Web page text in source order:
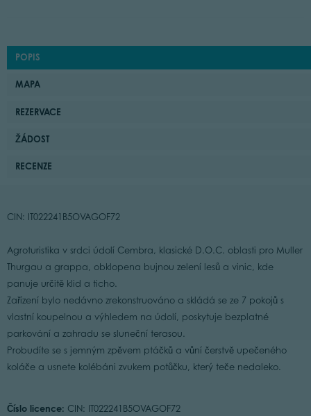
POPIS
MAPA
REZERVACE
ŽÁDOST
RECENZE
CIN: IT022241B5OVAGOF72
Agroturistika v srdci údolí Cembra, klasické D.O.C. oblasti pro Muller
Thurgau a grappa, obklopena bujnou zelení lesů a vinic, kde
panuje určitě klid a ticho.
Zařízení bylo nedávno zrekonstruováno a skládá se ze 7 pokojů s
vlastní koupelnou a výhledem na údolí, poskytuje bezplatné
parkování a zahradu se sluneční terasou.
Probudíte se s jemným zpěvem ptáčků a vůní čerstvě upečeného
koláče a usnete kolébáni zvukem potůčku, který teče nedaleko.
Číslo licence: CIN: IT022241B5OVAGOF72